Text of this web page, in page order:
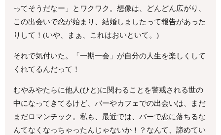
ってそうだなー」とワクワク。想像は、どんどん広がり、
この出会いで恋が始まり、結婚しましたって報告があった
りして！(いや、まぁ、これはおいといて。)
それで気付いた。「一期一会」が自分の人生を楽しくして
くれてるんだって！
むやみやたらに他人(ひと)に関わることを警戒される世の
中になってきてるけど、バーやカフェでの出会いは、まだ
まだロマンチック。私も、最近では、バーで恋に落ちるな
んてなくなっちゃったんじゃないか！？なんて、諦めてい